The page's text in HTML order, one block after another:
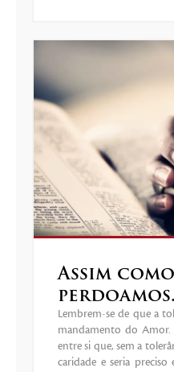
Assim
Lembrem-se de que a
mandamento do Amor.
entre si que, sem a
caridade e seria